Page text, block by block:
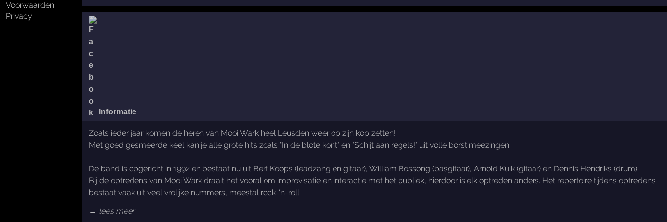
Voorwaarden
Privacy
Informatie
Zoals ieder jaar komen de heren van Mooi Wark heel Leusden weer op zijn kop zetten!
Met goed gesmeerde keel kan je alle grote hits zoals "In de blote kont" en "Schijt aan regels!" uit volle borst meezingen.
De band is opgericht in 1992 en bestaat nu uit Bert Koops (leadzang en gitaar), William Bossong (basgitaar), Arnold Kuik (gitaar) en Dennis Hendriks (drum).
Bij de optredens van Mooi Wark draait het vooral om improvisatie en interactie met het publiek, hierdoor is elk optreden anders. Het repertoire tijdens optredens
bestaat vaak uit veel vrolijke nummers, meestal rock-'n-roll.
→ lees meer